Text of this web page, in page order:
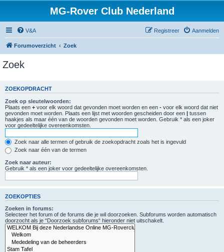
MG-Rover Club Nederland
V&A Aanmelden
Registreer
Forumoverzicht Zoek
Zoek
ZOEKOPDRACHT
Zoek op sleutelwoorden:
Plaats een + voor elk woord dat gevonden moet worden en een - voor elk woord dat niet
gevonden moet worden. Plaats een lijst met woorden gescheiden door een | tussen
haakjes als maar één van de woorden gevonden moet worden. Gebruik * als een joker
voor gedeeltelijke overeenkomsten.
Zoek naar alle termen of gebruik de zoekopdracht zoals het is ingevuld
Zoek naar één van de termen
Zoek naar auteur:
Gebruik * als een joker voor gedeeltelijke overeenkomsten.
ZOEKOPTIES
Zoeken in forums:
Selecteer het forum of de forums die je wil doorzoeken. Subforums worden automatisch
doorzocht als je “Doorzoek subforums“ hieronder niet uitschakelt.